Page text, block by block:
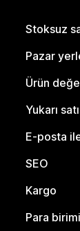
Stoksuz
Pazar
Ürün
Yukarı
E-posta
SEO
Kargo
Para